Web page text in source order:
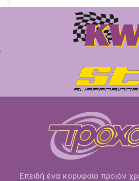
Επειδή ένα κορυφαίο προιόν